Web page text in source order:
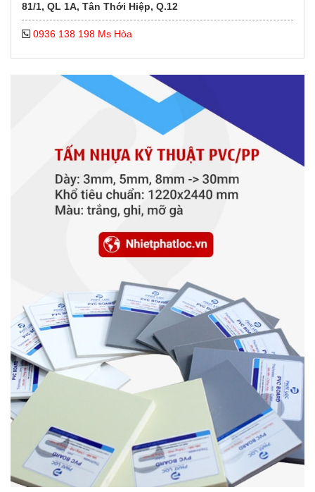
81/1, QL 1A, Tân Thới Hiệp, Q.12
0936 138 198 Ms Hòa